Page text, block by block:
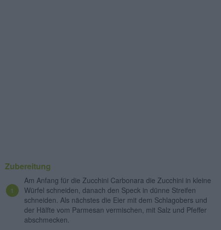
Zubereitung
Am Anfang für die Zucchini Carbonara die Zucchini in kleine
Würfel schneiden, danach den Speck in dünne Streifen
schneiden. Als nächstes die Eier mit dem Schlagobers und
der Hälfte vom Parmesan vermischen, mit Salz und Pfeffer
abschmecken.